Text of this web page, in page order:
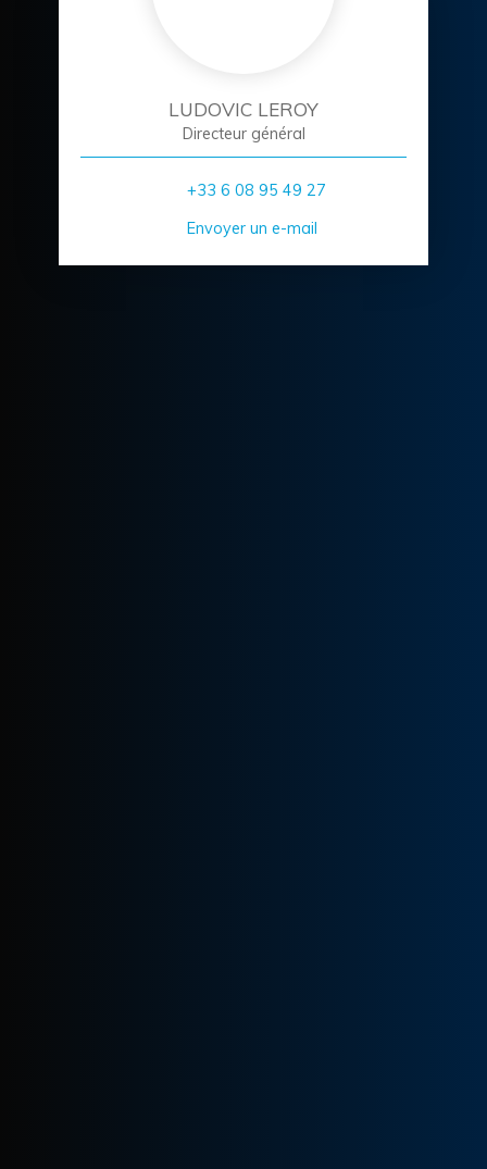
LUDOVIC LEROY
Directeur général
+33 6 08 95 49 27
Envoyer un e-mail